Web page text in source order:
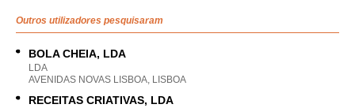
Outros utilizadores pesquisaram
BOLA CHEIA, LDA
LDA
AVENIDAS NOVAS LISBOA, LISBOA
RECEITAS CRIATIVAS, LDA